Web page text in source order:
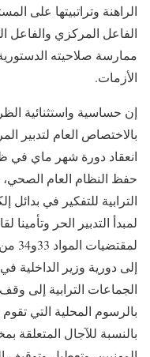
الراهنة وتراتبيتها على
الفاعل المركزي والفاعل
ممارسة صلاحيته
الأزمات.
إن حساسية واستثنائية
بالاختصاص العام لتدبير
انعقاد دورة شهر ماي في ظل
حفظ النظام العام
الترابية للتفكير في بدائل
لمبدأ التدبير الحر وتأمينا
لمقتضيات المواد 33و34 من 113.14 المتعلق بالجماعات
الجماعات الترابية إلى
بالرسوم المحلية التي تقوم
بالنسبة للآجال المتعلقة